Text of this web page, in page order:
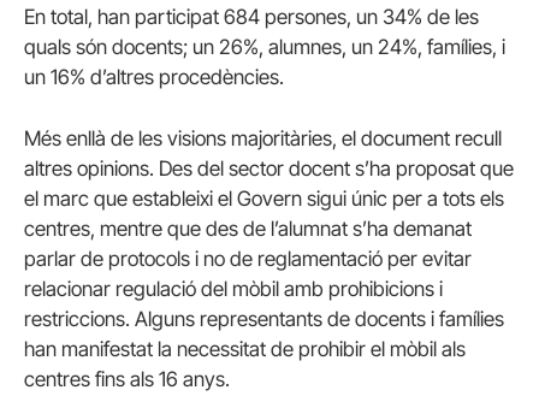
En total, han participat 684 persones, un 34% de les
quals són docents; un 26%, alumnes, un 24%, famílies, i
un 16% d’altres procedències.
Més enllà de les visions majoritàries, el document recull
altres opinions. Des del sector docent s’ha proposat que
el marc que estableixi el Govern sigui únic per a tots els
centres, mentre que des de l’alumnat s’ha demanat
parlar de protocols i no de reglamentació per evitar
relacionar regulació del mòbil amb prohibicions i
restriccions. Alguns representants de docents i famílies
han manifestat la necessitat de prohibir el mòbil als
centres fins als 16 anys.